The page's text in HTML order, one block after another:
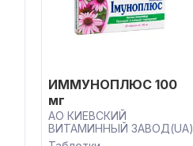
ИММУНОПЛЮС 100
мг
АО КИЕВСКИЙ
ВИТАМИННЫЙ ЗАВОД(UA)